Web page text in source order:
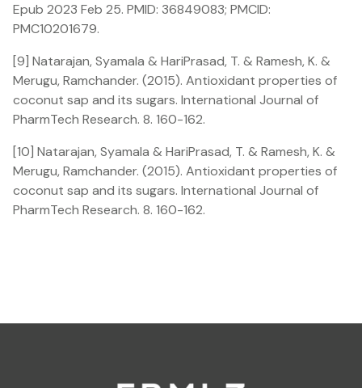
Epub 2023 Feb 25. PMID: 36849083; PMCID:
PMC10201679.
[9] Natarajan, Syamala & HariPrasad, T. & Ramesh, K. &
Merugu, Ramchander. (2015). Antioxidant properties of
coconut sap and its sugars. International Journal of
PharmTech Research. 8. 160-162.
[10] Natarajan, Syamala & HariPrasad, T. & Ramesh, K. &
Merugu, Ramchander. (2015). Antioxidant properties of
coconut sap and its sugars. International Journal of
PharmTech Research. 8. 160-162.